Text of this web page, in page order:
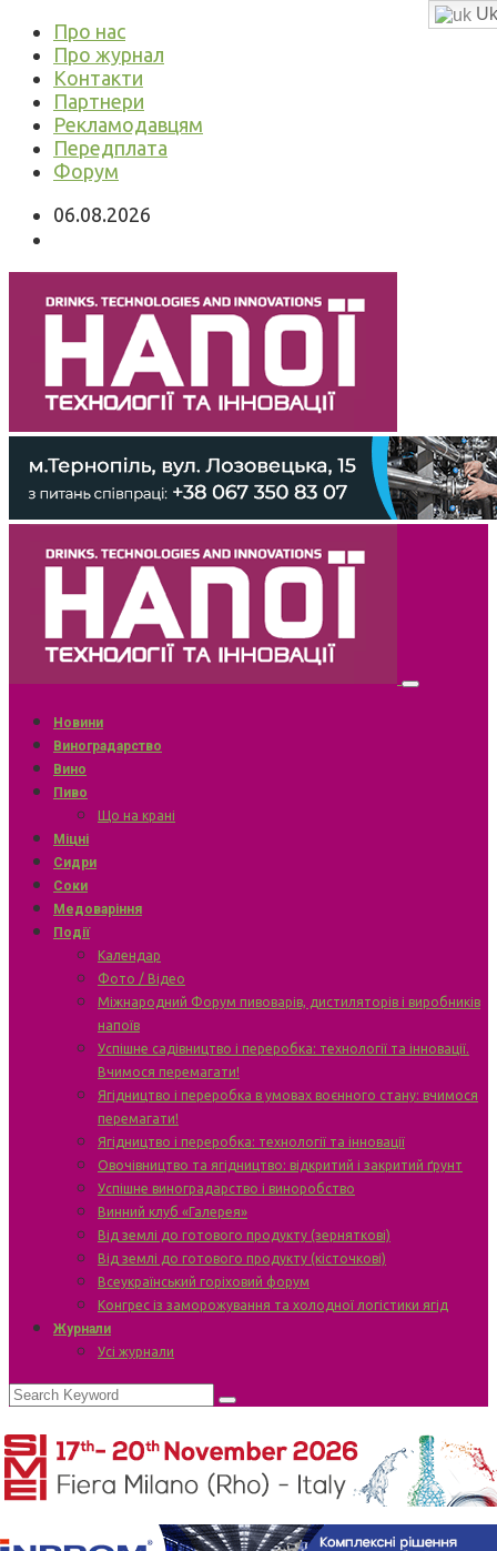
Про нас
Про журнал
Контакти
Партнери
Рекламодавцям
Передплата
Форум
06.08.2026
Новини
Виноградарство
Вино
Пиво
Що на крані
Міцні
Сидри
Соки
Медоваріння
Події
Календар
Фото / Відео
Міжнародний Форум пивоварів, дистиляторів і виробників
напоїв
Успішне садівництво і переробка: технології та інновації.
Вчимося перемагати!
Ягідництво і переробка в умовах воєнного стану: вчимося
перемагати!
Ягідництво і переробка: технології та інновації
Овочівництво та ягідництво: відкритий і закритий ґрунт
Успішне виноградарство і виноробство
Винний клуб «Галерея»
Від землі до готового продукту (зерняткові)
Від землі до готового продукту (кісточкові)
Всеукраїнський горіховий форум
Конгрес із заморожування та холодної логістики ягід
Журнали
Усі журнали